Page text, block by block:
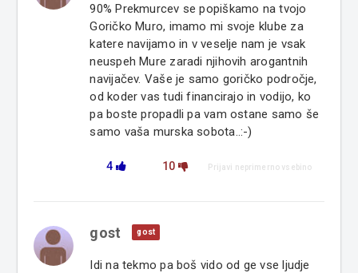
90% Prekmurcev se popiškamo na tvojo
Goričko Muro, imamo mi svoje klube za
katere navijamo in v veselje nam je vsak
neuspeh Mure zaradi njihovih arogantnih
navijačev. Vaše je samo goričko področje,
od koder vas tudi financirajo in vodijo, ko
pa boste propadli pa vam ostane samo še
samo vaša murska sobota..:-)
4 10 Prijavi neprimerno vsebino
gost gost
Idi na tekmo pa boš vido od ge vse ljudje